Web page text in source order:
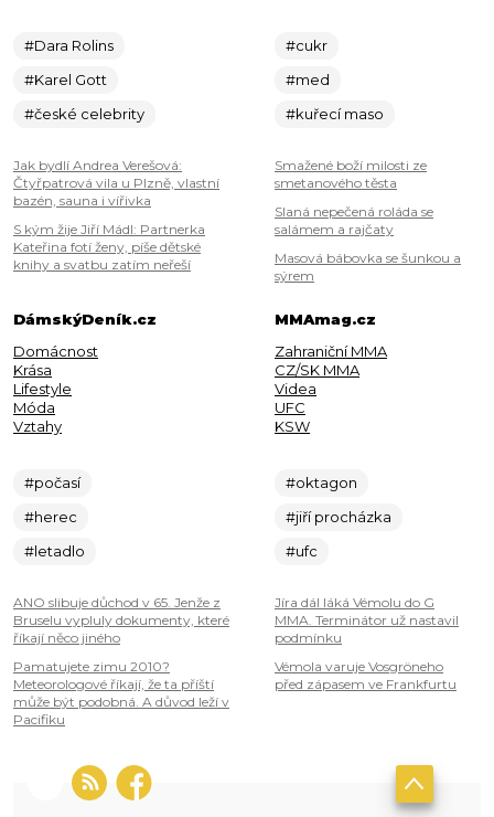
#Dara Rolins
#Karel Gott
#české celebrity
Jak bydlí Andrea Verešová:
Čtyřpatrová vila u Plzně, vlastní
bazén, sauna i vířivka
S kým žije Jiří Mádl: Partnerka
Kateřina fotí ženy, píše dětské
knihy a svatbu zatím neřeší
#cukr
#med
#kuřecí maso
Smažené boží milosti ze
smetanového těsta
Slaná nepečená roláda se
salámem a rajčaty
Masová bábovka se šunkou a
sýrem
DámskýDeník.cz
Domácnost
Krása
Lifestyle
Móda
Vztahy
#počasí
#herec
#letadlo
ANO slibuje důchod v 65. Jenže z
Bruselu vypluly dokumenty, které
říkají něco jiného
Pamatujete zimu 2010?
Meteorologové říkají, že ta příští
může být podobná. A důvod leží v
Pacifiku
MMAmag.cz
Zahraniční MMA
CZ/SK MMA
Videa
UFC
KSW
#oktagon
#jiří procházka
#ufc
Jíra dál láká Vémolu do G
MMA. Terminátor už nastavil
podmínku
Vémola varuje Vosgröneho
před zápasem ve Frankfurtu